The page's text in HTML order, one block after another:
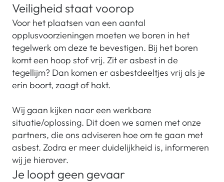
Veiligheid staat voorop
Voor het plaatsen van een aantal
opplusvoorzieningen moeten we boren in het
tegelwerk om deze te bevestigen. Bij het boren
komt een hoop stof vrij. Zit er asbest in de
tegellijm? Dan komen er asbestdeeltjes vrij als je
erin boort, zaagt of hakt.
Wij gaan kijken naar een werkbare
situatie/oplossing. Dit doen we samen met onze
partners, die ons adviseren hoe om te gaan met
asbest. Zodra er meer duidelijkheid is, informeren
wij je hierover.
Je loopt geen gevaar